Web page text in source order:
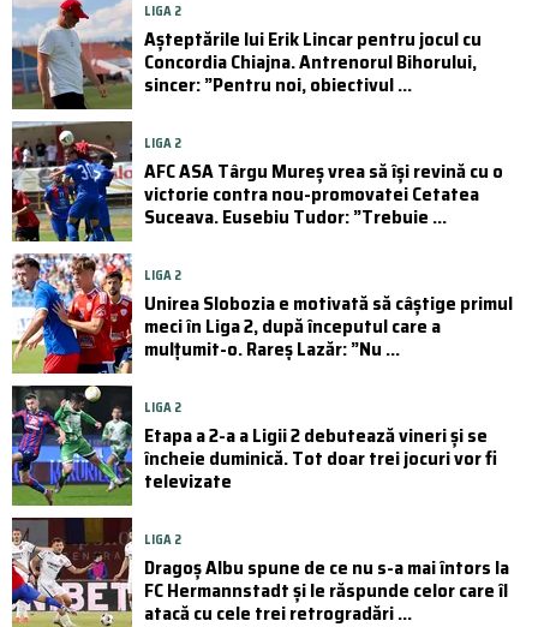
LIGA 2
Așteptările lui Erik Lincar pentru jocul cu
Concordia Chiajna. Antrenorul Bihorului,
sincer: ”Pentru noi, obiectivul ...
LIGA 2
AFC ASA Târgu Mureș vrea să își revină cu o
victorie contra nou-promovatei Cetatea
Suceava. Eusebiu Tudor: ”Trebuie ...
LIGA 2
Unirea Slobozia e motivată să câștige primul
meci în Liga 2, după începutul care a
mulțumit-o. Rareș Lazăr: ”Nu ...
LIGA 2
Etapa a 2-a a Ligii 2 debutează vineri și se
încheie duminică. Tot doar trei jocuri vor fi
televizate
LIGA 2
Dragoș Albu spune de ce nu s-a mai întors la
FC Hermannstadt și le răspunde celor care îl
atacă cu cele trei retrogradări ...